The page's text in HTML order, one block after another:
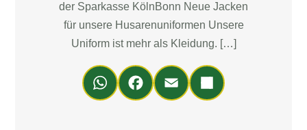
der Sparkasse KölnBonn Neue Jacken
für unsere Husarenuniformen Unsere
Uniform ist mehr als Kleidung. […]
Wh
ats
Fa
ce
Em
ail
Teil
en